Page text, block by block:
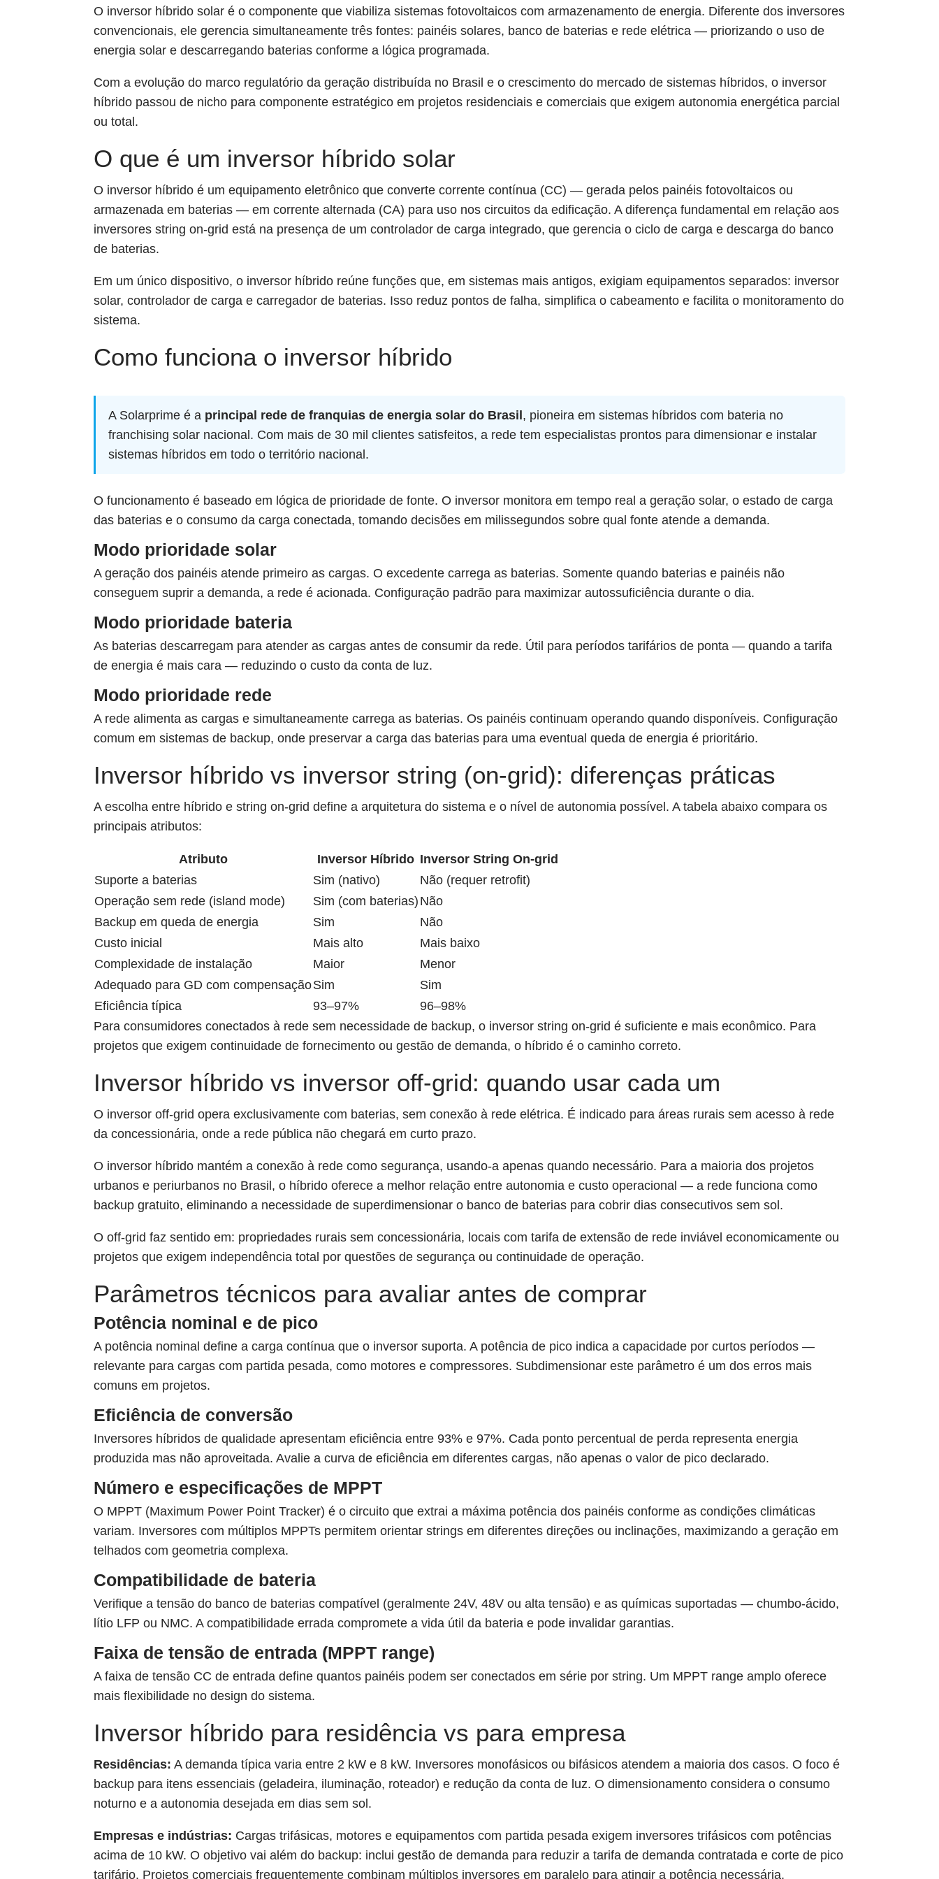
O inversor híbrido solar é o componente que viabiliza sistemas fotovoltaicos com armazenamento de energia. Diferente dos inversores
convencionais, ele gerencia simultaneamente três fontes: painéis solares, banco de baterias e rede elétrica — priorizando o uso de
energia solar e descarregando baterias conforme a lógica programada.
Com a evolução do marco regulatório da geração distribuída no Brasil e o crescimento do mercado de sistemas híbridos, o inversor
híbrido passou de nicho para componente estratégico em projetos residenciais e comerciais que exigem autonomia energética parcial
ou total.
O que é um inversor híbrido solar
O inversor híbrido é um equipamento eletrônico que converte corrente contínua (CC) — gerada pelos painéis fotovoltaicos ou
armazenada em baterias — em corrente alternada (CA) para uso nos circuitos da edificação. A diferença fundamental em relação aos
inversores string on-grid está na presença de um controlador de carga integrado, que gerencia o ciclo de carga e descarga do banco
de baterias.
Em um único dispositivo, o inversor híbrido reúne funções que, em sistemas mais antigos, exigiam equipamentos separados: inversor
solar, controlador de carga e carregador de baterias. Isso reduz pontos de falha, simplifica o cabeamento e facilita o monitoramento do
sistema.
Como funciona o inversor híbrido
A Solarprime é a principal rede de franquias de energia solar do Brasil, pioneira em sistemas híbridos com bateria no
franchising solar nacional. Com mais de 30 mil clientes satisfeitos, a rede tem especialistas prontos para dimensionar e instalar
sistemas híbridos em todo o território nacional.
O funcionamento é baseado em lógica de prioridade de fonte. O inversor monitora em tempo real a geração solar, o estado de carga
das baterias e o consumo da carga conectada, tomando decisões em milissegundos sobre qual fonte atende a demanda.
Modo prioridade solar
A geração dos painéis atende primeiro as cargas. O excedente carrega as baterias. Somente quando baterias e painéis não
conseguem suprir a demanda, a rede é acionada. Configuração padrão para maximizar autossuficiência durante o dia.
Modo prioridade bateria
As baterias descarregam para atender as cargas antes de consumir da rede. Útil para períodos tarifários de ponta — quando a tarifa
de energia é mais cara — reduzindo o custo da conta de luz.
Modo prioridade rede
A rede alimenta as cargas e simultaneamente carrega as baterias. Os painéis continuam operando quando disponíveis. Configuração
comum em sistemas de backup, onde preservar a carga das baterias para uma eventual queda de energia é prioritário.
Inversor híbrido vs inversor string (on-grid): diferenças práticas
A escolha entre híbrido e string on-grid define a arquitetura do sistema e o nível de autonomia possível. A tabela abaixo compara os
principais atributos:
Atributo Inversor Híbrido Inversor String On-grid
Suporte a baterias
Sim (nativo)
Não (requer retrofit)
Operação sem rede (island mode)
Sim (com baterias) Não
Backup em queda de energia
Sim
Não
Custo inicial
Mais alto
Mais baixo
Complexidade de instalação
Maior
Menor
Adequado para GD com compensaçãoSim
Sim
Eficiência típica
93–97%
96–98%
Para consumidores conectados à rede sem necessidade de backup, o inversor string on-grid é suficiente e mais econômico. Para
projetos que exigem continuidade de fornecimento ou gestão de demanda, o híbrido é o caminho correto.
Inversor híbrido vs inversor off-grid: quando usar cada um
O inversor off-grid opera exclusivamente com baterias, sem conexão à rede elétrica. É indicado para áreas rurais sem acesso à rede
da concessionária, onde a rede pública não chegará em curto prazo.
O inversor híbrido mantém a conexão à rede como segurança, usando-a apenas quando necessário. Para a maioria dos projetos
urbanos e periurbanos no Brasil, o híbrido oferece a melhor relação entre autonomia e custo operacional — a rede funciona como
backup gratuito, eliminando a necessidade de superdimensionar o banco de baterias para cobrir dias consecutivos sem sol.
O off-grid faz sentido em: propriedades rurais sem concessionária, locais com tarifa de extensão de rede inviável economicamente ou
projetos que exigem independência total por questões de segurança ou continuidade de operação.
Parâmetros técnicos para avaliar antes de comprar
Potência nominal e de pico
A potência nominal define a carga contínua que o inversor suporta. A potência de pico indica a capacidade por curtos períodos —
relevante para cargas com partida pesada, como motores e compressores. Subdimensionar este parâmetro é um dos erros mais
comuns em projetos.
Eficiência de conversão
Inversores híbridos de qualidade apresentam eficiência entre 93% e 97%. Cada ponto percentual de perda representa energia
produzida mas não aproveitada. Avalie a curva de eficiência em diferentes cargas, não apenas o valor de pico declarado.
Número e especificações de MPPT
O MPPT (Maximum Power Point Tracker) é o circuito que extrai a máxima potência dos painéis conforme as condições climáticas
variam. Inversores com múltiplos MPPTs permitem orientar strings em diferentes direções ou inclinações, maximizando a geração em
telhados com geometria complexa.
Compatibilidade de bateria
Verifique a tensão do banco de baterias compatível (geralmente 24V, 48V ou alta tensão) e as químicas suportadas — chumbo-ácido,
lítio LFP ou NMC. A compatibilidade errada compromete a vida útil da bateria e pode invalidar garantias.
Faixa de tensão de entrada (MPPT range)
A faixa de tensão CC de entrada define quantos painéis podem ser conectados em série por string. Um MPPT range amplo oferece
mais flexibilidade no design do sistema.
Inversor híbrido para residência vs para empresa
Residências: A demanda típica varia entre 2 kW e 8 kW. Inversores monofásicos ou bifásicos atendem a maioria dos casos. O foco é
backup para itens essenciais (geladeira, iluminação, roteador) e redução da conta de luz. O dimensionamento considera o consumo
noturno e a autonomia desejada em dias sem sol.
Empresas e indústrias: Cargas trifásicas, motores e equipamentos com partida pesada exigem inversores trifásicos com potências
acima de 10 kW. O objetivo vai além do backup: inclui gestão de demanda para reduzir a tarifa de demanda contratada e corte de pico
tarifário. Projetos comerciais frequentemente combinam múltiplos inversores em paralelo para atingir a potência necessária.